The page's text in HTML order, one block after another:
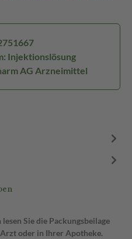
Injektionslösung
AG Arzneimittel
Sie die Packungsbeilage
oder in Ihrer Apotheke.